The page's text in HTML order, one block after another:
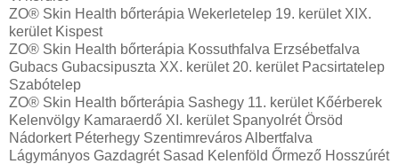
ZO® Skin Health bőrterápia Wekerletelep 19. kerület XIX.
kerület Kispest
ZO® Skin Health bőrterápia Kossuthfalva Erzsébetfalva
Gubacs Gubacsipuszta XX. kerület 20. kerület Pacsirtatelep
Szabótelep
ZO® Skin Health bőrterápia Sashegy 11. kerület Kőérberek
Kelenvölgy Kamaraerdő XI. kerület Spanyolrét Örsöd
Nádorkert Péterhegy Szentimreváros Albertfalva
Lágymányos Gazdagrét Sasad Kelenföld Őrmező Hosszúrét